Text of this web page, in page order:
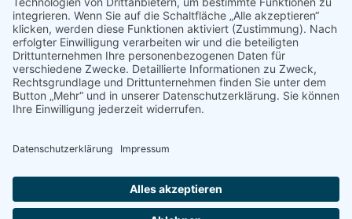
Datenschutzerklärung zur Kenntnis genommen
und akzeptiert.